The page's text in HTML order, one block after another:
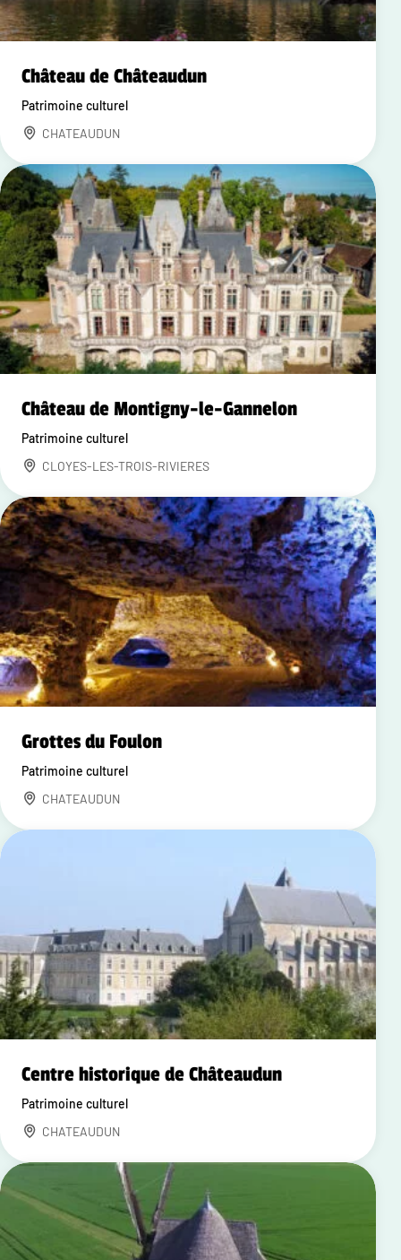
Château de Châteaudun
Patrimoine culturel
CHATEAUDUN
Château de Montigny-le-Gannelon
Patrimoine culturel
CLOYES-LES-TROIS-RIVIERES
Grottes du Foulon
Patrimoine culturel
CHATEAUDUN
Centre historique de Châteaudun
Patrimoine culturel
CHATEAUDUN